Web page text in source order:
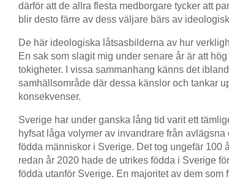
därför att de allra flesta medborgare tycker att
blir desto färre av dess väljare bärs av
De här ideologiska låtsasbilderna av hur
En sak som slagit mig under senare år är att
tokigheter. I vissa sammanhang känns det
samhällsområde där dessa känslor och tankar
konsekvenser.
Sverige har under ganska lång tid varit ett
hyfsat låga volymer av invandrare från
födda människor i Sverige. Det tog ungefär 100
redan år 2020 hade de utrikes födda i Sverige
födda utanför Sverige. En majoritet av dem